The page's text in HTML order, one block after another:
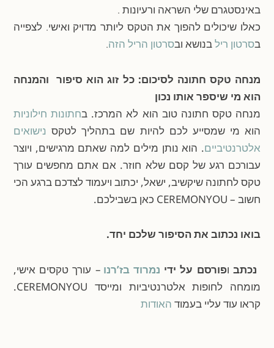
באינסטגרם שלי השראה ורעיונות .
כאלו שיכולים להפוך את הטקס ליותר מדויק ואישי. לצפייה
בסרטון רילבנושא ובסרטון הריל הזה.
מנחה טקס חתונה לסיכום: כל זוג הוא סיפור והמנחה
הוא מי שיספר אותו נכון
מנחה טקס חתונה טוב הוא לא המרכז. בחתונות חילוניות
הוא מי שמסייע לכם להיות שם בתהליך לטקס נישואים
אלטרנטיביים. הוא נותן מילים למה שאתם מרגישים, ויוצר
עבורכם רגע של קסם שלא חוזר. אם אתם מחפשים עורך
טקס לחתונה שיקשיב, ישאל, יכתוב ויעמוד לצדכם ברגע הכי
חשוב – CEREMONYOU כאן בשבילכם.
בואו נכתוב את הסיפור שלכם יחד.
נכתב פורסם על ידי נמרוד בז’רנו– עורך טקסים אישי,
מומחה לחופות אלטרנטיביות ומייסד CEREMONYOU.
קראו עוד עליי בעמודהאודות